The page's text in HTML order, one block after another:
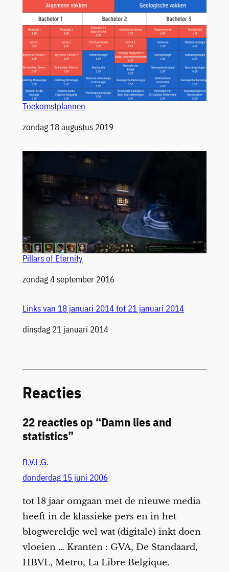
Toekomstplannen
Datum
zondag 18 augustus 2019
Pillars of Eternity
Datum
zondag 4 september 2016
Links van 18 januari 2014 tot 21 januari 2014
Datum
dinsdag 21 januari 2014
Reacties
22 reacties op “Damn lies and
statistics”
B.V.L.G.
donderdag 15 juni 2006
tot 18 jaar omgaan met de nieuwe media
heeft in de klassieke pers en in het
blogwereldje wel wat (digitale) inkt doen
vloeien … Kranten : GVA, De Standaard,
HBVL, Metro, La Libre Belgique.